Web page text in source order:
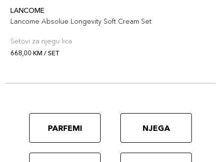
LANCOME
Lancome Absolue Longevity Soft Cream Set
Setovi za njegu lica
668,00 KM / SET
PARFEMI NJEGA